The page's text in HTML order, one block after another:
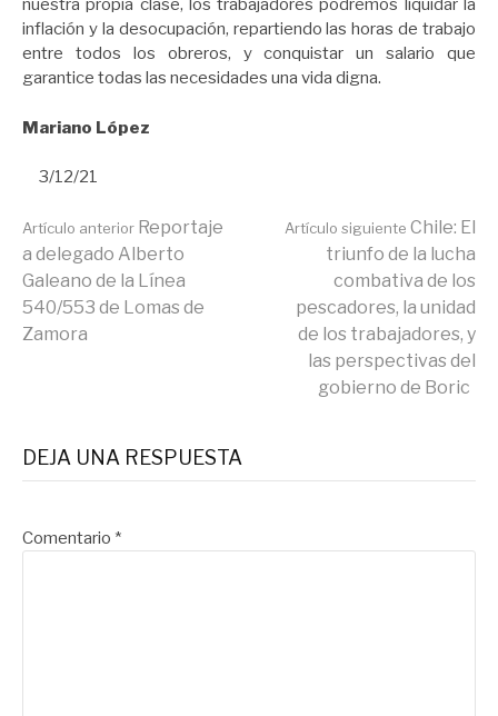
nuestra propia clase, los trabajadores podremos liquidar la
inflación y la desocupación, repartiendo las horas de trabajo
entre todos los obreros, y conquistar un salario que
garantice todas las necesidades una vida digna.
Mariano López
3/12/21
Seguir
leyendo
Artículo anterior Reportaje
a delegado Alberto
Galeano de la Línea
540/553 de Lomas de
Zamora
Artículo siguiente Chile: El
triunfo de la lucha
combativa de los
pescadores, la unidad
de los trabajadores, y
las perspectivas del
gobierno de Boric
DEJA UNA RESPUESTA
Comentario *